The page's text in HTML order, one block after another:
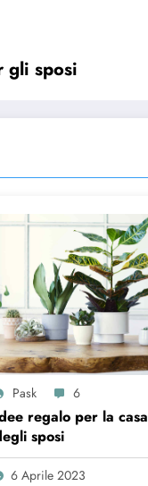
gli sposi
Pask 6
regalo per la casa
sposi
6 Aprile 2023